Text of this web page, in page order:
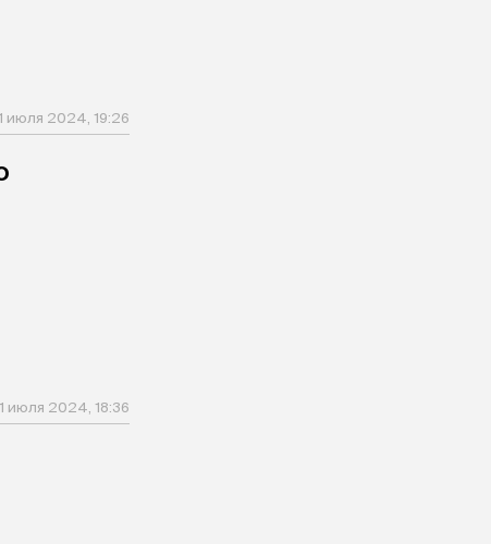
июля 2024, 19:26
1 июля 2024, 18:36